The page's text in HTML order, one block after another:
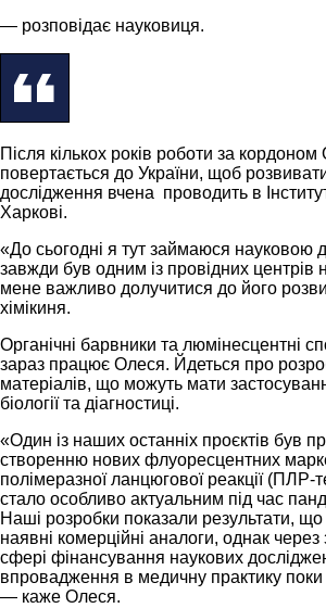
— розповідає науковиця.
Після кількох років роботи за
повертається до України, щоб
дослідження вчена проводить в
Харкові.
«До сьогодні я тут займаюся науковою
завжди був одним із провідних центрів
мене важливо долучитися до його
хімікиня.
Органічні барвники та люмінесцентні
зараз працює Олеся. Йдеться про
матеріалів, що можуть мати
біології та діагностиці.
«Один із наших останніх проєктів був
створенню нових флуоресцентних
полімеразної ланцюгової реакції
стало особливо актуальним під час
Наші розробки показали результати,
наявні комерційні аналоги, однак через
сфері фінансування наукових
впровадження в медичну практику поки
— каже Олеся.